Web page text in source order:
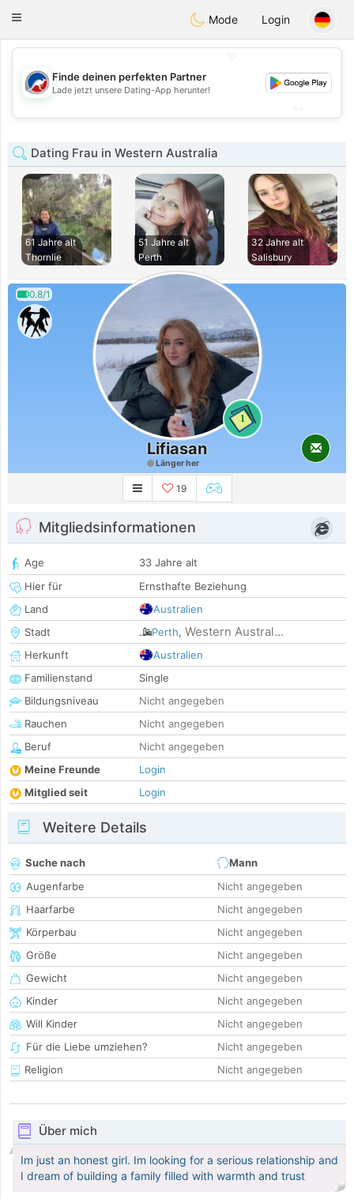
Australia Chat
Toggle
Mode Login
💖
💕
Finde deinen perfekten Partner
Lade jetzt unsere Dating-App herunter!
Dating Frau in Western Australia
61 Jahre alt
Thornlie
51 Jahre alt
Perth
32 Jahre alt
Salisbury
0.8/1
1
Lifiasan
Länger her
19
Mitgliedsinformationen
Age
33 Jahre alt
Hier für
Ernsthafte Beziehung
Land
Australien
Stadt
Perth, Western Austral...
Herkunft
Australien
Familienstand
Single
Bildungsniveau
Nicht angegeben
Rauchen
Nicht angegeben
Beruf
Nicht angegeben
Meine Freunde
Login
Mitglied seit
Login
Weitere Details
Suche nach
Mann
Augenfarbe
Nicht angegeben
Haarfarbe
Nicht angegeben
Körperbau
Nicht angegeben
Größe
Nicht angegeben
Gewicht
Nicht angegeben
Kinder
Nicht angegeben
Will Kinder
Nicht angegeben
Für die Liebe umziehen?
Nicht angegeben
Religion
Nicht angegeben
Über mich
Im just an honest girl. Im looking for a serious relationship and
I dream of building a family filled with warmth and trust